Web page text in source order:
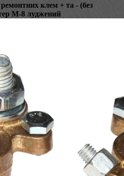
клем + та - (без
М-8 луджений